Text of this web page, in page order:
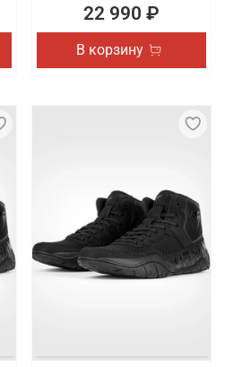
22 990 ₽
В корзину